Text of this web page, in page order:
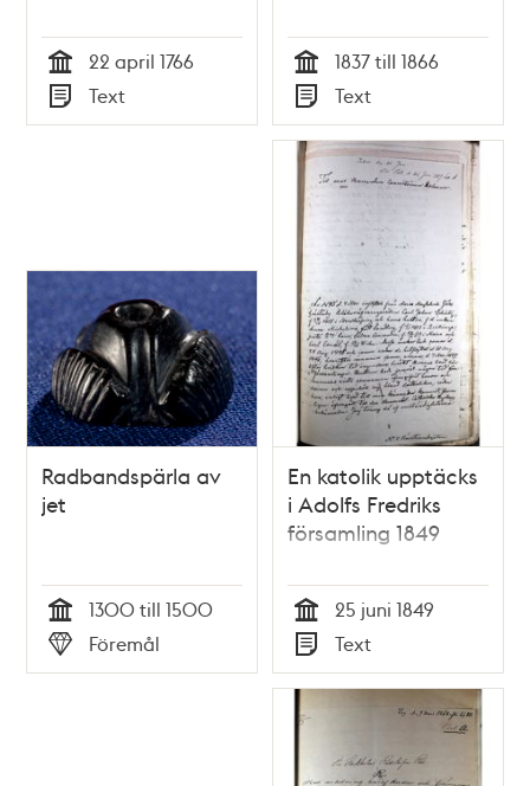
Tid
22 april 1766
Typ
Text Tid
1837 till 1866
Typ
Text
Radbandspärla av
jet
Tid
1300 till 1500
Typ
Föremål
En katolik upptäcks
i Adolfs Fredriks
församling 1849
Tid
25 juni 1849
Typ
Text